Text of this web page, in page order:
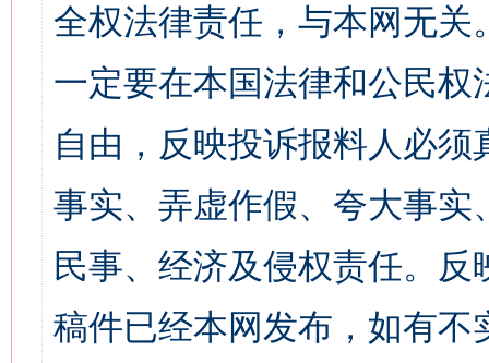
全权法律责任，与本网无
一定要在本国法律和公民
自由，反映投诉报料人必
事实、弄虚作假、夸大事
民事、经济及侵权责任。
稿件已经本网发布，如有